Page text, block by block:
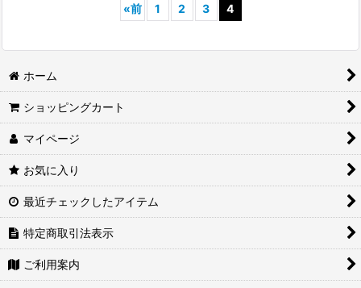
«前 1 2 3 4
ホーム
ショッピングカート
マイページ
お気に入り
最近チェックしたアイテム
特定商取引法表示
ご利用案内